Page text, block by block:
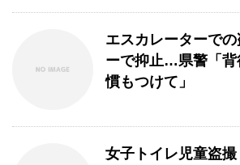
エスカレーターで
ーで抑止…県警「背
慣もつけて」
女子トイレ児童盗